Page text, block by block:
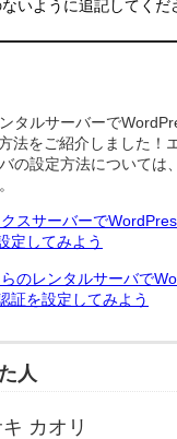
いように追記してくだ
タルサーバーで
法をご紹介しました！
の設定方法については
スサーバーで
定してみよう
のレンタルサーバで
証を設定してみよう
人
カオリ